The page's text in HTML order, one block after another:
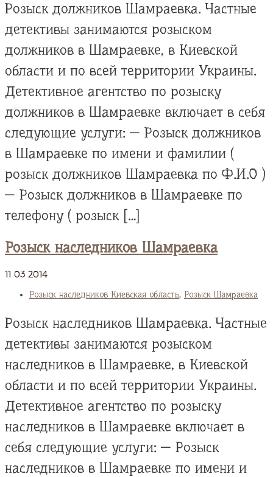
Розыск должников Шамраевка. Частные
детективы занимаются розыском
должников в Шамраевке, в Киевской
области и по всей территории Украины.
Детективное агентство по розыску
должников в Шамраевке включает в себя
следующие услуги: — Розыск должников
в Шамраевке по имени и фамилии (
розыск должников Шамраевка по Ф.И.О )
— Розыск должников в Шамраевке по
телефону ( розыск […]
Розыск наследников Шамраевка
11 03 2014
Розыск наследников Киевская область, Розыск Шамраевка
Розыск наследников Шамраевка. Частные
детективы занимаются розыском
наследников в Шамраевке, в Киевской
области и по всей территории Украины.
Детективное агентство по розыску
наследников в Шамраевке включает в
себя следующие услуги: — Розыск
наследников в Шамраевке по имени и